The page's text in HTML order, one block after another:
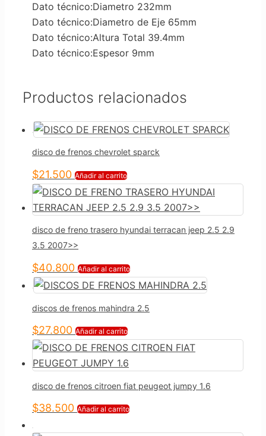
Dato técnico:Diametro 232mm
Dato técnico:Diametro de Eje 65mm
Dato técnico:Altura Total 39.4mm
Dato técnico:Espesor 9mm
Productos relacionados
disco de frenos chevrolet sparck
$21.500 Añadir al carrito
disco de freno trasero hyundai terracan jeep 2.5 2.9
3.5 2007>>
$40.800 Añadir al carrito
discos de frenos mahindra 2.5
$27.800 Añadir al carrito
disco de frenos citroen fiat peugeot jumpy 1.6
$38.500 Añadir al carrito